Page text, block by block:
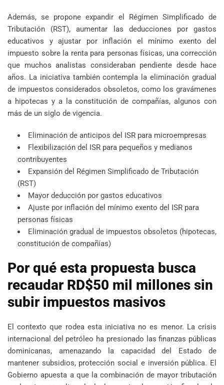
Además, se propone expandir el Régimen Simplificado de
Tributación (RST), aumentar las deducciones por gastos
educativos y ajustar por inflación el mínimo exento del
impuesto sobre la renta para personas físicas, una corrección
que muchos analistas consideraban pendiente desde hace
años. La iniciativa también contempla la eliminación gradual
de impuestos considerados obsoletos, como los gravámenes
a hipotecas y a la constitución de compañías, algunos con
más de un siglo de vigencia.
Eliminación de anticipos del ISR para microempresas
Flexibilización del ISR para pequeños y medianos
contribuyentes
Expansión del Régimen Simplificado de Tributación
(RST)
Mayor deducción por gastos educativos
Ajuste por inflación del mínimo exento del ISR para
personas físicas
Eliminación gradual de impuestos obsoletos (hipotecas,
constitución de compañías)
Por qué esta propuesta busca
recaudar RD$50 mil millones sin
subir impuestos masivos
El contexto que rodea esta iniciativa no es menor. La crisis
internacional del petróleo ha presionado las finanzas públicas
dominicanas, amenazando la capacidad del Estado de
mantener subsidios, protección social e inversión pública. El
Gobierno apuesta a que la combinación de mayor tributación